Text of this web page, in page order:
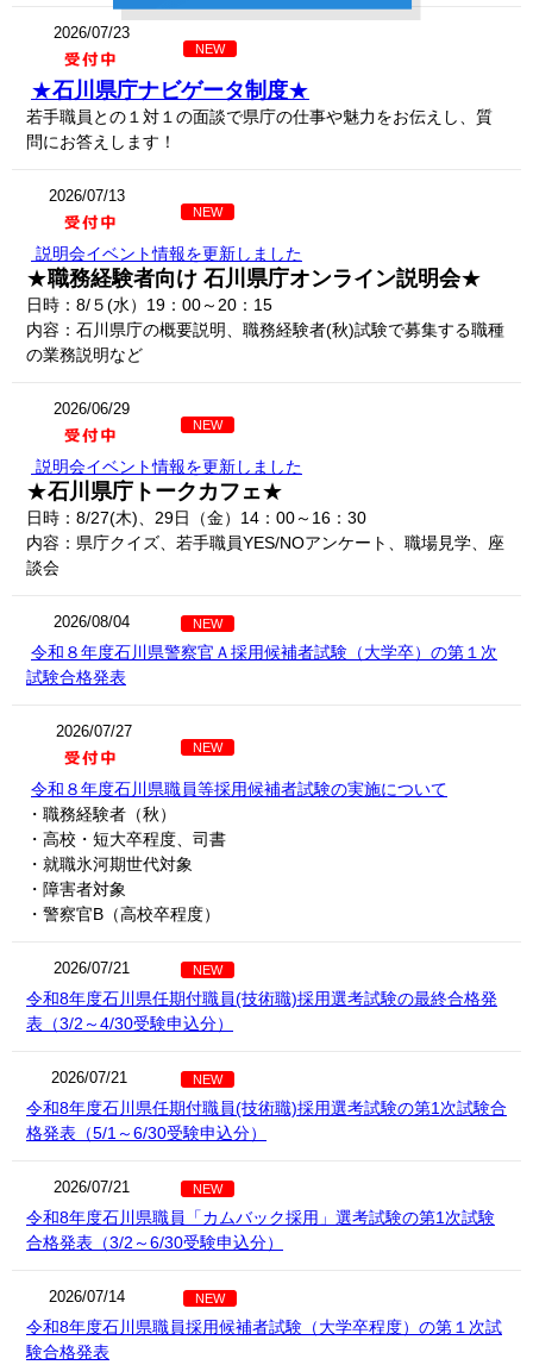
2026/07/23
NEW
★石川県庁ナビゲータ制度★
若手職員との１対１の面談で県庁の仕事や魅力をお伝えし、質
問にお答えします！
2026/07/13
NEW
説明会イベント情報を更新しました
★職務経験者向け 石川県庁オンライン説明会★
日時：8/５(水）19：00～20：15
内容：石川県庁の概要説明、職務経験者(秋)試験で募集する職種
の業務説明など
2026/06/29
NEW
説明会イベント情報を更新しました
★石川県庁トークカフェ★
日時：8/27(木)、29日（金）14：00～16：30
内容：県庁クイズ、若手職員YES/NOアンケート、職場見学、座
談会
2026/08/04 NEW
令和８年度石川県警察官Ａ採用候補者試験（大学卒）の第１次
試験合格発表
2026/07/27
NEW
令和８年度石川県職員等採用候補者試験の実施について
・職務経験者（秋）
・高校・短大卒程度、司書
・就職氷河期世代対象
・障害者対象
・警察官B（高校卒程度）
2026/07/21 NEW
令和8年度石川県任期付職員(技術職)採用選考試験の最終合格発
表（3/2～4/30受験申込分）
2026/07/21 NEW
令和8年度石川県任期付職員(技術職)採用選考試験の第1次試験合
格発表（5/1～6/30受験申込分）
2026/07/21 NEW
令和8年度石川県職員「カムバック採用」選考試験の第1次試験
合格発表（3/2～6/30受験申込分）
2026/07/14 NEW
令和8年度石川県職員採用候補者試験（大学卒程度）の第１次試
験合格発表